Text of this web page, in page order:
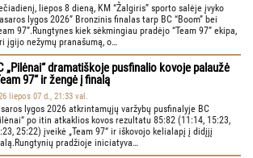
liepos 8 dieną, KM “Žalgiris” sporto salėje įvyko
lygos 2026” Bronzinis finalas tarp BC “Boom” bei
97”.Rungtynes kiek sėkmingiau pradėjo “Team 97” ekipa,
įgijo nežymų pranašumą, o…
„Pilėnai“ dramatiškoje pusfinalio kovoje palaužė
97“ ir žengė į finalą
liepos 07 d., 21:33 val.
lygos 2026 atkrintamųjų varžybų pusfinalyje BC
po itin atkaklios kovos rezultatu 85:82 (11:14, 15:23,
25:22) įveikė „Team 97“ ir iškovojo kelialapį į didįjį
pradžioje iniciatyva…